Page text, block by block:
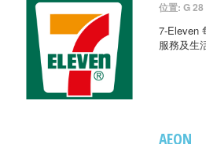
位置: G 28
7-Eleven
服務及生
AEON